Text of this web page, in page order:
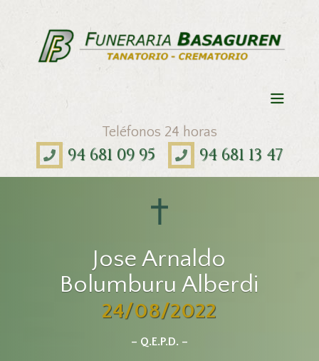
Teléfonos 24 horas
94 681 09 95 94 681 13 47
Jose Arnaldo
Bolumburu Alberdi
24/08/2022
– Q.E.P.D. –